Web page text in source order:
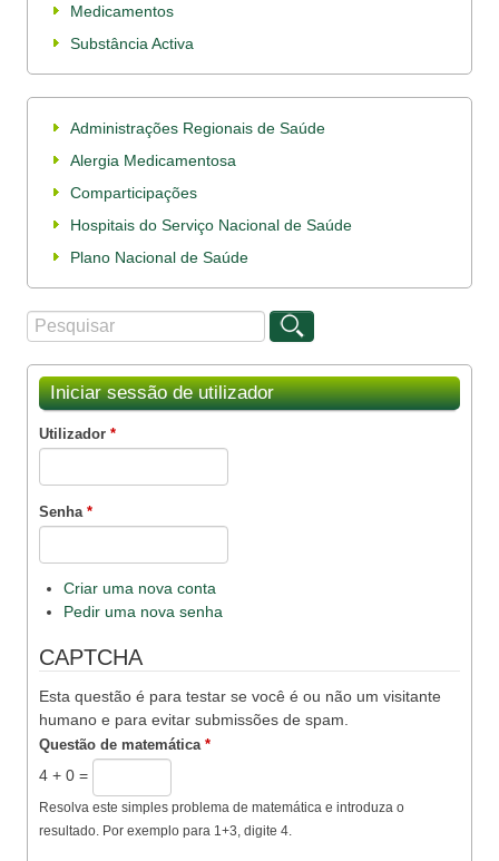
Medicamentos
Substância Activa
Administrações Regionais de Saúde
Alergia Medicamentosa
Comparticipações
Hospitais do Serviço Nacional de Saúde
Plano Nacional de Saúde
Formulário de procura
Procurar
Iniciar sessão de utilizador
Utilizador *
Senha *
Criar uma nova conta
Pedir uma nova senha
CAPTCHA
Esta questão é para testar se você é ou não um visitante
humano e para evitar submissões de spam.
Questão de matemática *
4 + 0 =
Resolva este simples problema de matemática e introduza o
resultado. Por exemplo para 1+3, digite 4.